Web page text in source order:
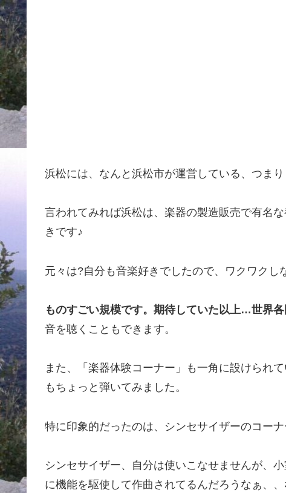
浜松には、なんと浜松市が運営している、つま
言われてみれば浜松は、楽器の製造販売で有名
きです♪
元々は?自分も音楽好きでしたので、ワクワクし
ものすごい規模です。期待していた以上…世界
音を聴くこともできます。
また、「楽器体験コーナー」も一角に設けられ
もちょっと弾いてみました。
特に印象的だったのは、シンセサイザーのコーナ
シンセサイザー、自分は使いこなせませんが、
に機能を駆使して作曲されてるんだろうなぁ、、